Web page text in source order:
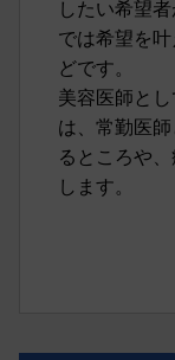
したい希望
では希望を
どです。
美容医師と
は、常勤医
るところや
します。